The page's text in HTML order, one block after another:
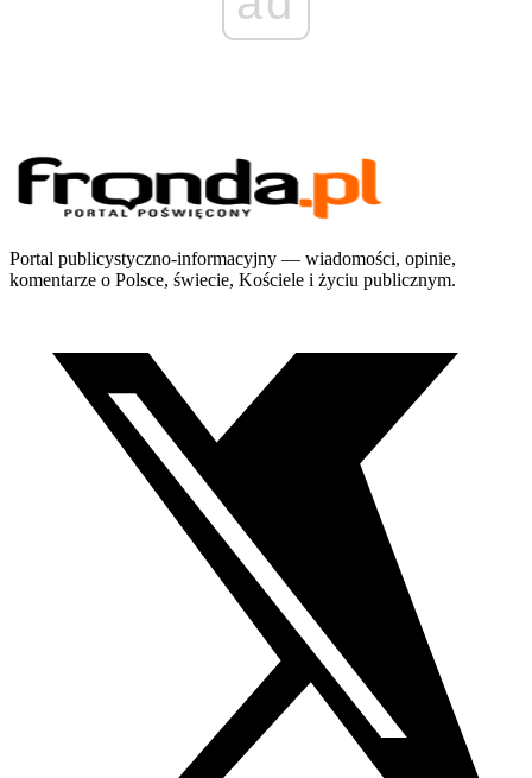
Portal publicystyczno-informacyjny — wiadomości, opinie,
komentarze o Polsce, świecie, Kościele i życiu publicznym.